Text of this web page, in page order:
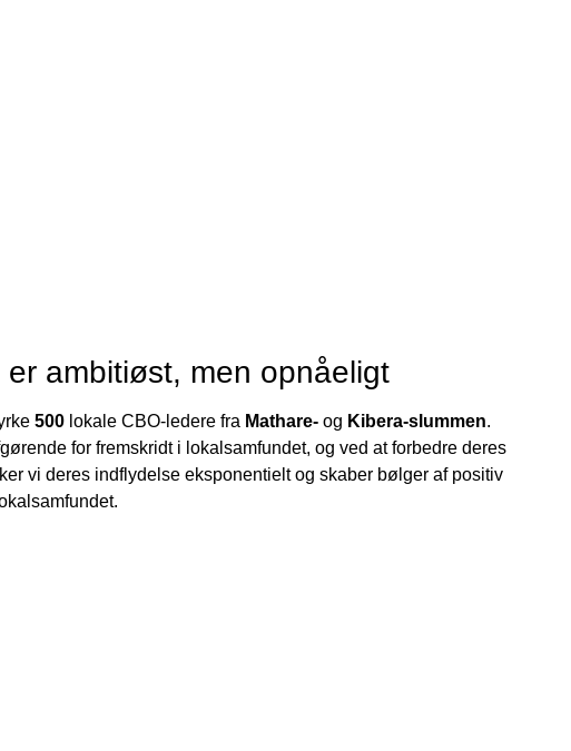
er ambitiøst, men opnåeligt
500lokale CBO-ledere fra Mathare-og Kibera-slummen.
for fremskridt i lokalsamfundet, og ved at forbedre deres
vi deres indflydelse eksponentielt og skaber bølger af positiv